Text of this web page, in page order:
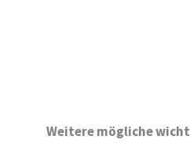
Weitere mögliche